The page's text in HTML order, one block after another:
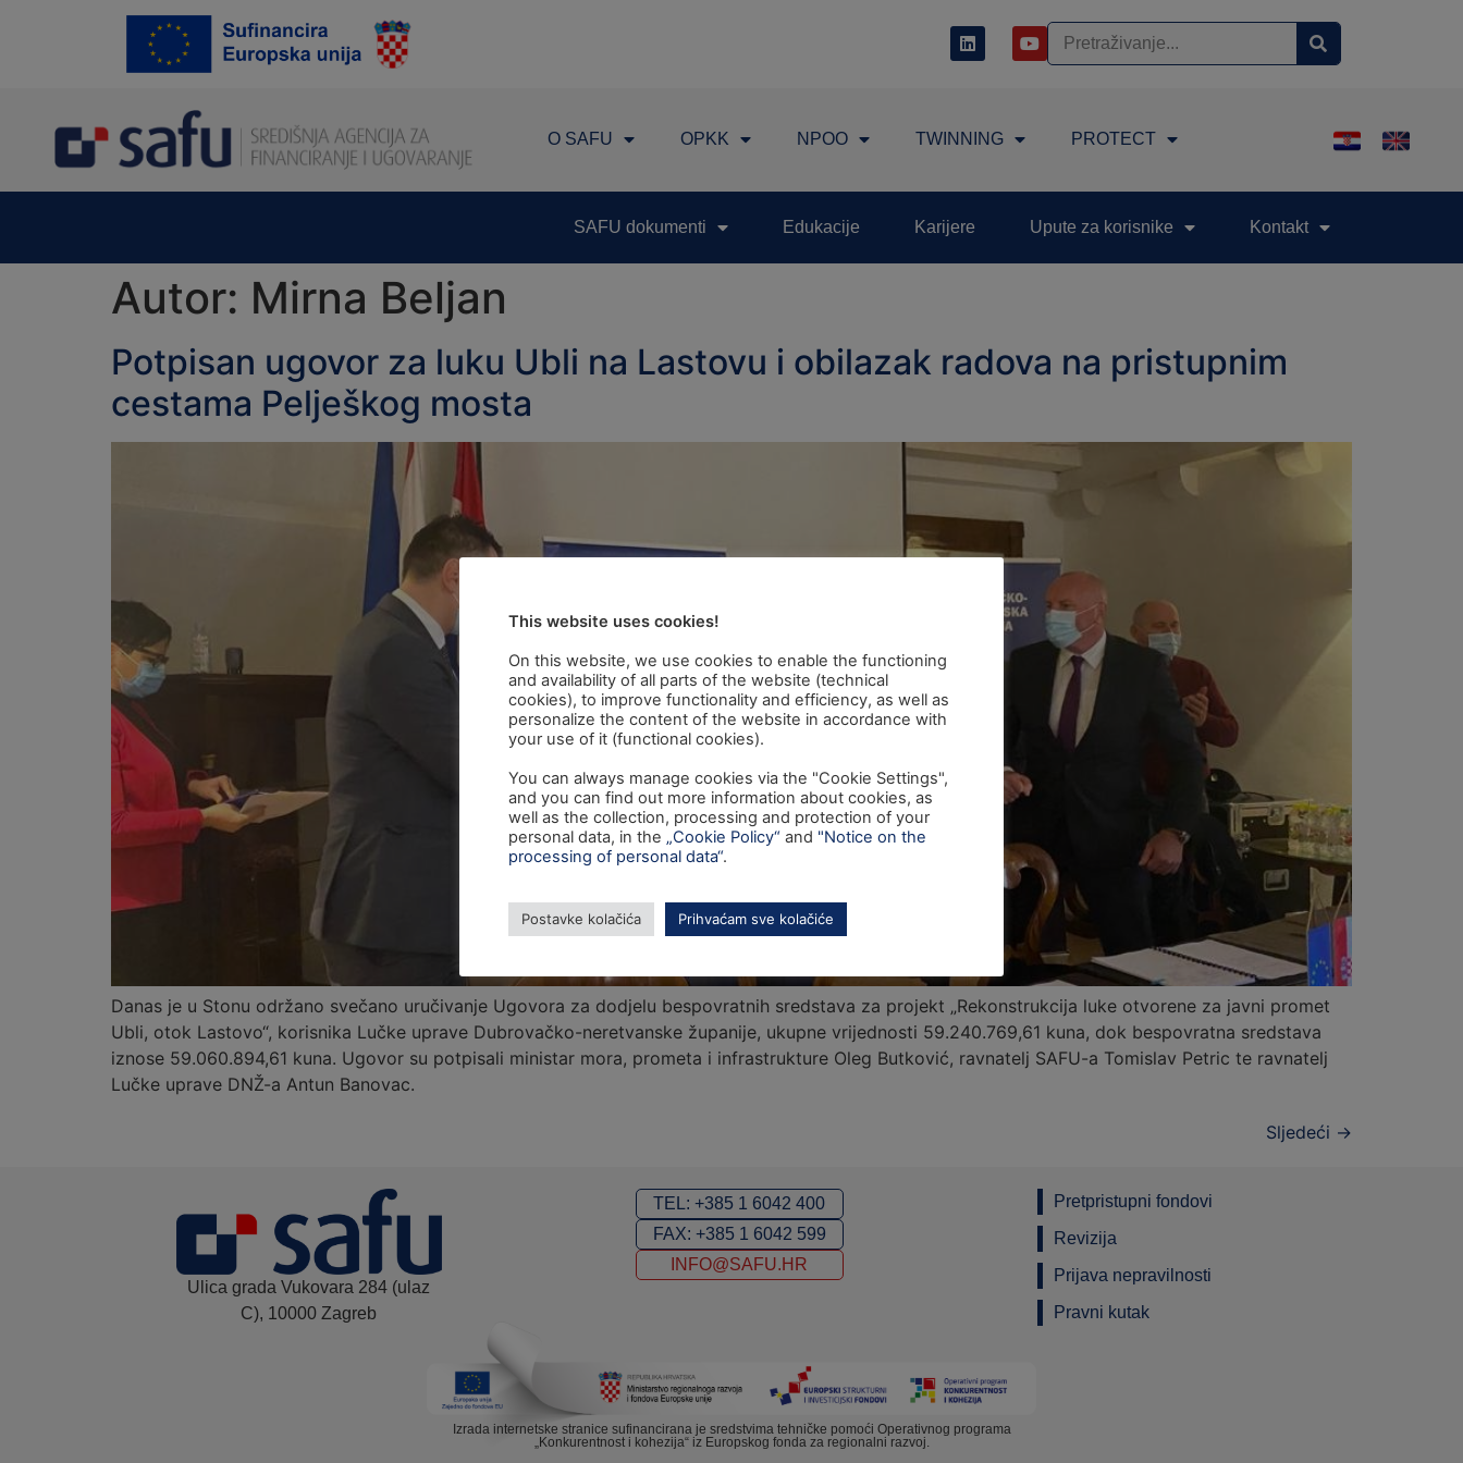
O SAFU OPKK NPOO TWINNING PROTECT
SAFU dokumenti Edukacije Karijere Upute za korisnike Kontakt
Autor: Mirna Beljan
Potpisan ugovor za luku Ubli na Lastovu i obilazak radova na pristupnim
cestama Pelješkog mosta
Danas je u Stonu održano svečano uručivanje Ugovora za dodjelu bespovratnih sredstava za projekt „Rekonstrukcija luke otvorene za javni promet
Ubli, otok Lastovo“, korisnika Lučke uprave Dubrovačko-neretvanske županije, ukupne vrijednosti 59.240.769,61 kuna, dok bespovratna sredstava
iznose 59.060.894,61 kuna. Ugovor su potpisali ministar mora, prometa i infrastrukture Oleg Butković, ravnatelj SAFU-a Tomislav Petric te ravnatelj
Lučke uprave DNŽ-a Antun Banovac.
Sljedeći →
Ulica grada Vukovara 284 (ulaz
C), 10000 Zagreb
TEL: +385 1 6042 400
FAX: +385 1 6042 599
INFO@SAFU.HR
Pretpristupni fondovi
Revizija
Prijava nepravilnosti
Pravni kutak
Izrada internetske stranice sufinancirana je sredstvima tehničke pomoći Operativnog programa
„Konkurentnost i kohezija“ iz Europskog fonda za regionalni razvoj.
This website uses cookies!
On this website, we use cookies to enable the functioning
and availability of all parts of the website (technical
cookies), to improve functionality and efficiency, as well as
personalize the content of the website in accordance with
your use of it (functional cookies).
You can always manage cookies via the "Cookie Settings",
and you can find out more information about cookies, as
well as the collection, processing and protection of your
personal data, in the „Cookie Policy“ and "Notice on the
processing of personal data“.
Postavke kolačića Prihvaćam sve kolačiće